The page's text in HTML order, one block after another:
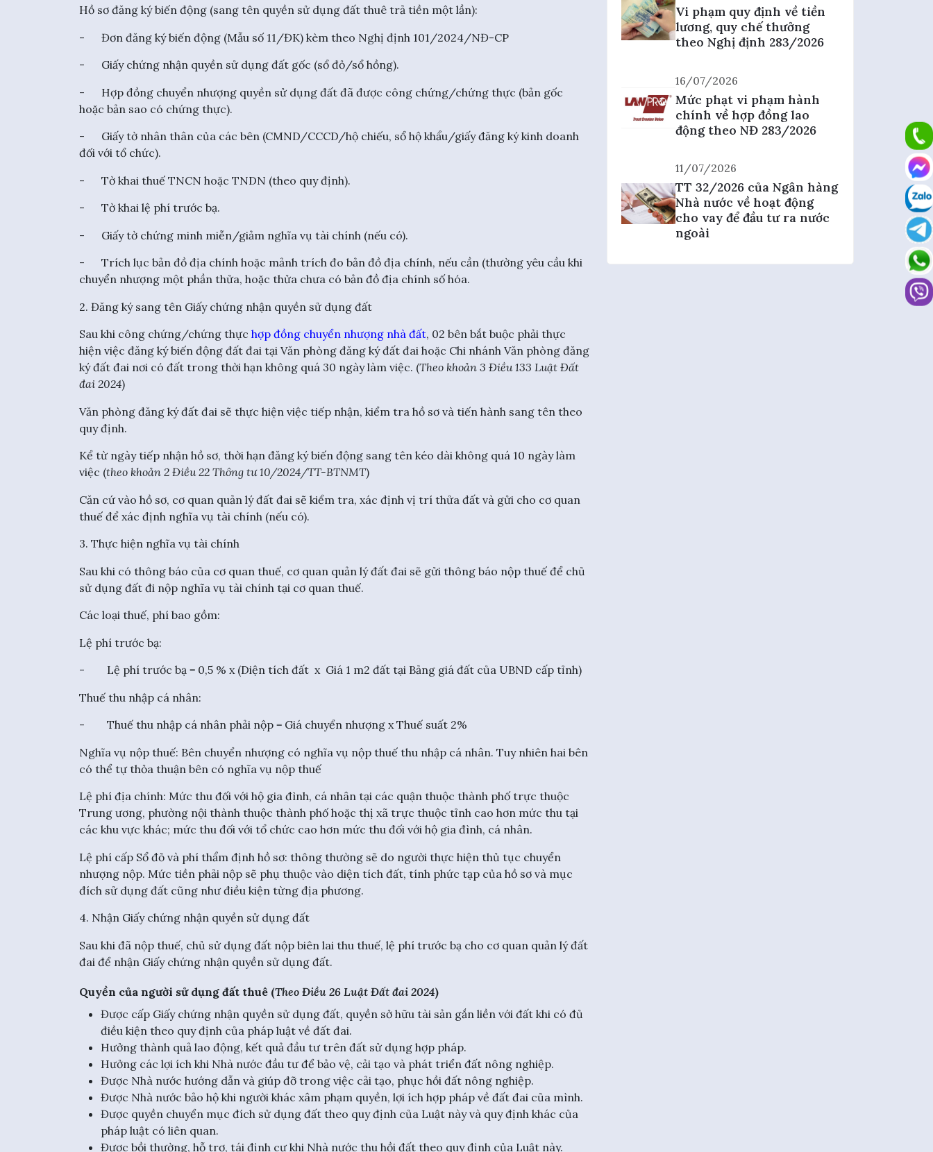
Hồ sơ đăng ký biến động (sang tên quyền sử dụng đất thuê trả tiền một lần):
- Đơn đăng ký biến động (Mẫu số 11/ĐK) kèm theo Nghị định 101/2024/NĐ-CP
- Giấy chứng nhận quyền sử dụng đất gốc (sổ đỏ/sổ hồng).
- Hợp đồng chuyển nhượng quyền sử dụng đất đã được công chứng/chứng thực (bản gốc
hoặc bản sao có chứng thực).
- Giấy tờ nhân thân của các bên (CMND/CCCD/hộ chiếu, sổ hộ khẩu/giấy đăng ký kinh doanh
đối với tổ chức).
- Tờ khai thuế TNCN hoặc TNDN (theo quy định).
- Tờ khai lệ phí trước bạ.
- Giấy tờ chứng minh miễn/giảm nghĩa vụ tài chính (nếu có).
- Trích lục bản đồ địa chính hoặc mảnh trích đo bản đồ địa chính, nếu cần (thường yêu cầu khi
chuyển nhượng một phần thửa, hoặc thửa chưa có bản đồ địa chính số hóa.
2. Đăng ký sang tên Giấy chứng nhận quyền sử dụng đất
Sau khi công chứng/chứng thực hợp đồng chuyển nhượng nhà đất, 02 bên bắt buộc phải thực
hiện việc đăng ký biến động đất đai tại Văn phòng đăng ký đất đai hoặc Chi nhánh Văn phòng đăng
ký đất đai nơi có đất trong thời hạn không quá 30 ngày làm việc. (Theo khoản 3 Điều 133 Luật Đất
đai 2024)
Văn phòng đăng ký đất đai sẽ thực hiện việc tiếp nhận, kiểm tra hồ sơ và tiến hành sang tên theo
quy định.
Kể từ ngày tiếp nhận hồ sơ, thời hạn đăng ký biến động sang tên kéo dài không quá 10 ngày làm
việc (theo khoản 2 Điều 22 Thông tư 10/2024/TT-BTNMT)
Căn cứ vào hồ sơ, cơ quan quản lý đất đai sẽ kiểm tra, xác định vị trí thửa đất và gửi cho cơ quan
thuế để xác định nghĩa vụ tài chính (nếu có).
3. Thực hiện nghĩa vụ tài chính
Sau khi có thông báo của cơ quan thuế, cơ quan quản lý đất đai sẽ gửi thông báo nộp thuế để chủ
sử dụng đất đi nộp nghĩa vụ tài chính tại cơ quan thuế.
Các loại thuế, phí bao gồm:
Lệ phí trước bạ:
- Lệ phí trước bạ = 0,5 % x (Diện tích đất x Giá 1 m2 đất tại Bảng giá đất của UBND cấp tỉnh)
Thuế thu nhập cá nhân:
- Thuế thu nhập cá nhân phải nộp = Giá chuyển nhượng x Thuế suất 2%
Nghĩa vụ nộp thuế: Bên chuyển nhượng có nghĩa vụ nộp thuế thu nhập cá nhân. Tuy nhiên hai bên
có thể tự thỏa thuận bên có nghĩa vụ nộp thuế
Lệ phí địa chính: Mức thu đối với hộ gia đình, cá nhân tại các quận thuộc thành phố trực thuộc
Trung ương, phường nội thành thuộc thành phố hoặc thị xã trực thuộc tỉnh cao hơn mức thu tại
các khu vực khác; mức thu đối với tổ chức cao hơn mức thu đối với hộ gia đình, cá nhân.
Lệ phí cấp Sổ đỏ và phí thẩm định hồ sơ: thông thường sẽ do người thực hiện thủ tục chuyển
nhượng nộp. Mức tiền phải nộp sẽ phụ thuộc vào diện tích đất, tính phức tạp của hồ sơ và mục
đích sử dụng đất cũng như điều kiện từng địa phương.
4. Nhận Giấy chứng nhận quyền sử dụng đất
Sau khi đã nộp thuế, chủ sử dụng đất nộp biên lai thu thuế, lệ phí trước bạ cho cơ quan quản lý đất
đai để nhận Giấy chứng nhận quyền sử dụng đất.
Quyền của người sử dụng đất thuê (Theo Điều 26 Luật Đất đai 2024)
Được cấp Giấy chứng nhận quyền sử dụng đất, quyền sở hữu tài sản gắn liền với đất khi có đủ
điều kiện theo quy định của pháp luật về đất đai.
Hưởng thành quả lao động, kết quả đầu tư trên đất sử dụng hợp pháp.
Hưởng các lợi ích khi Nhà nước đầu tư để bảo vệ, cải tạo và phát triển đất nông nghiệp.
Được Nhà nước hướng dẫn và giúp đỡ trong việc cải tạo, phục hồi đất nông nghiệp.
Được Nhà nước bảo hộ khi người khác xâm phạm quyền, lợi ích hợp pháp về đất đai của mình.
Được quyền chuyển mục đích sử dụng đất theo quy định của Luật này và quy định khác của
pháp luật có liên quan.
Được bồi thường, hỗ trợ, tái định cư khi Nhà nước thu hồi đất theo quy định của Luật này.
Vi phạm quy định về tiền
lương, quy chế thưởng
theo Nghị định 283/2026
16/07/2026
Mức phạt vi phạm hành
chính về hợp đồng lao
động theo NĐ 283/2026
11/07/2026
TT 32/2026 của Ngân hàng
Nhà nước về hoạt động
cho vay để đầu tư ra nước
ngoài